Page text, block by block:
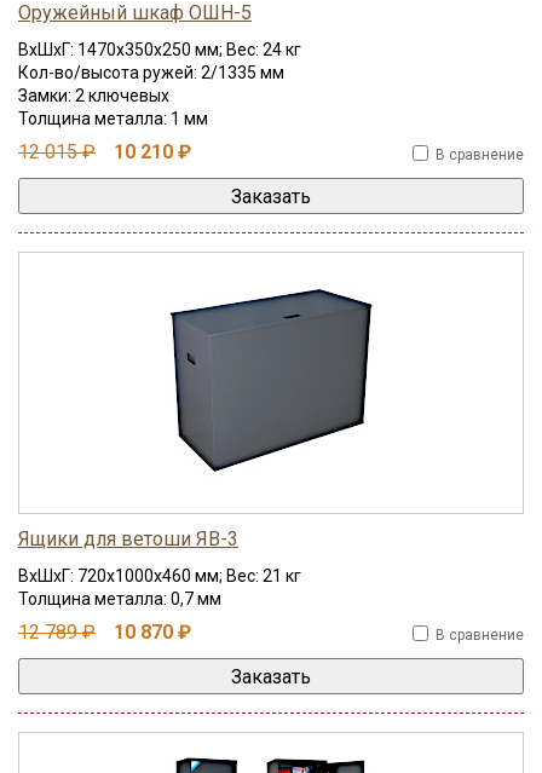
В сравнение
Оружейный шкаф ОШН-5
ВхШхГ: 1470x350x250 мм; Вес: 24 кг
Кол-во/высота ружей: 2/1335 мм
Замки: 2 ключевых
Толщина металла: 1 мм
12 015 ₽ 10 210 ₽
В сравнение
Ящики для ветоши ЯВ-3
ВхШхГ: 720x1000x460 мм; Вес: 21 кг
Толщина металла: 0,7 мм
12 789 ₽ 10 870 ₽